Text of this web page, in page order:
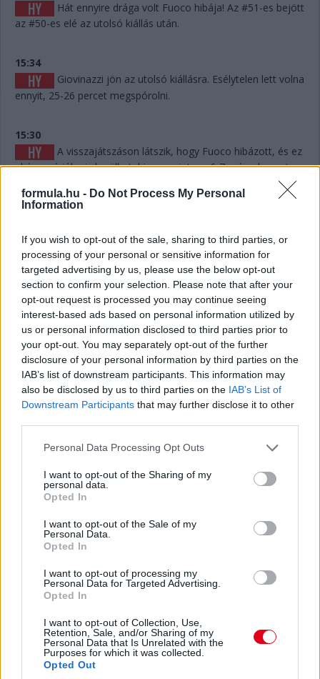
formula.hu - Do Not Process My Personal
Information
If you wish to opt-out of the sale, sharing to third parties, or
processing of your personal or sensitive information for
targeted advertising by us, please use the below opt-out
section to confirm your selection. Please note that after your
opt-out request is processed you may continue seeing
interest-based ads based on personal information utilized by
us or personal information disclosed to third parties prior to
your opt-out. You may separately opt-out of the further
disclosure of your personal information by third parties on the
IAB’s list of downstream participants. This information may
also be disclosed by us to third parties on the IAB’s List of
Downstream Participants that may further disclose it to other
Please note that this website/app uses one or more Google
not limited to your visit or usage behaviour. You may click to
grant or deny consent to Google and its third-party tags to
use your data for below specified purposes in below Google
consent section.
Personal Data Processing Opt Outs
I want to opt-out of the Sharing of my
personal data.
Opted In
I want to opt-out of the Sale of my
Personal Data.
Opted In
I want to opt-out of processing my
Personal Data for Targeted Advertising.
Opted In
I want to opt-out of Collection, Use,
Retention, Sale, and/or Sharing of my
Personal Data that Is Unrelated with the
Purposes for which it was collected.
Opted Out
Hát ennyire drága volt Fuoco hibája! Az #51-es bejött
az #50-es elé az utolsó kiállás után.
15:34
Giovinazzi jön az utolsó kiállásra. Esélytelen lett volna
ennyit, 25-26 percet megspórolni.
15:30
A visszajátszáson látszik, hogy Fuoco hibázott, és ez
akár pozícióba is kerülhet, hiszen mintegy 6-7 másodpercet
eldobott. Persze hány olyan Le Mans volt a történelemben,
ahol 6-7 másodperc számított egy dobogós helyen...? Kevés.
15:29
Giovinazzi 42-vel vezet Kubica előtt, és jöhet majd
egy rövid utolsó kiállásra mindjárt.
15:29
Na nézzük, mi a helyet: Kubica 10 másodperccel
vezet Estre előtt, aki újabb kilenccel a most sokat bukó Fuoco
előtt.
15:27
Itt a dráma! A turbópékek kapnak egy áthajtásos
büntetést, és ezzel valószínűleg bukják a győzelmet! Yelloly
meg fogja nyerni a kategóriát.
bokszban a #6-os és bokszban az #50-es! Mindkettő tankolt,
Kubica viszont előttük frissebb gumin!
Kubica hozza az autót az utolsó kiállásra! Kereket
és az #50-es a következő körben jön, az #51-es később.